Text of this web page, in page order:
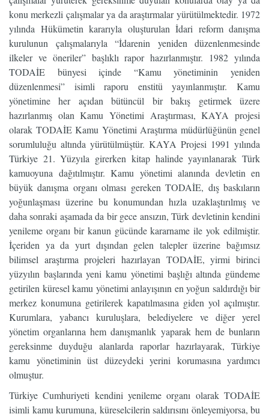
konu merkezli çalışmalar ya da araştırmalar yürütülmektedir. 1972
yılında Hükümetin kararıyla oluşturulan İdari reform danışma
kurulunun çalışmalarıyla “İdarenin yeniden düzenlenmesinde
ilkeler ve öneriler” başlıklı rapor hazırlanmıştır. 1982 yılında
TODAİE bünyesi içinde “Kamu yönetiminin yeniden
düzenlenmesi” isimli raporu enstitü yayınlanmıştır. Kamu
yönetimine her açıdan bütüncül bir bakış getirmek üzere
hazırlanmış olan Kamu Yönetimi Araştırması, KAYA projesi
olarak TODAİE Kamu Yönetimi Araştırma müdürlüğünün genel
sorumluluğu altında yürütülmüştür. KAYA Projesi 1991 yılında
Türkiye 21. Yüzyıla girerken kitap halinde yayınlanarak Türk
kamuoyuna dağıtılmıştır. Kamu yönetimi alanında devletin en
büyük danışma organı olması gereken TODAİE, dış baskıların
yoğunlaşması üzerine bu konumundan hızla uzaklaştırılmış ve
daha sonraki aşamada da bir gece ansızın, Türk devletinin kendini
yenileme organı bir kanun gücünde kararname ile yok edilmiştir.
İçeriden ya da yurt dışından gelen talepler üzerine bağımsız
bilimsel araştırma projeleri hazırlayan TODAİE, yirmi birinci
yüzyılın başlarında yeni kamu yönetimi başlığı altında gündeme
getirilen küresel kamu yönetimi anlayışının en yoğun saldırdığı bir
merkez konumuna getirilerek kapatılmasına giden yol açılmıştır.
Kurumlara, yabancı kuruluşlara, belediyelere ve diğer yerel
yönetim organlarına hem danışmanlık yaparak hem de bunların
gereksinme duyduğu alanlarda raporlar hazırlayarak, Türkiye
kamu yönetiminin üst düzeydeki yerini korumasına yardımcı
olmuştur.
Türkiye Cumhuriyeti kendini yenileme organı olarak TODAİE
isimli kamu kurumuna, küreselcilerin saldırısını önleyemiyorsa, bu